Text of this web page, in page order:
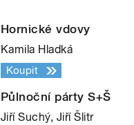
Hornické vdovy
Kamila Hladká
Koupit
Půlnoční párty S+Š
Jiří Suchý, Jiří Šlitr